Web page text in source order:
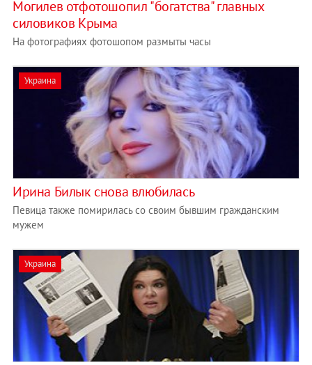
Могилев отфотошопил "богатства" главных
силовиков Крыма
На фотографиях фотошопом размыты часы
Украина
Ирина Билык снова влюбилась
Певица также помирилась со своим бывшим гражданским
мужем
Украина